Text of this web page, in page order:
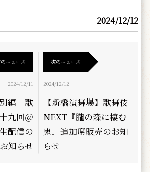
2024/12/12
ニュース
2024/12/11
編「歌
九回＠
配信の
お知らせ
次のニュース
2024/12/12
【新橋演舞場】歌舞伎
NEXT『朧の森に棲む
鬼』追加席販売のお知
らせ